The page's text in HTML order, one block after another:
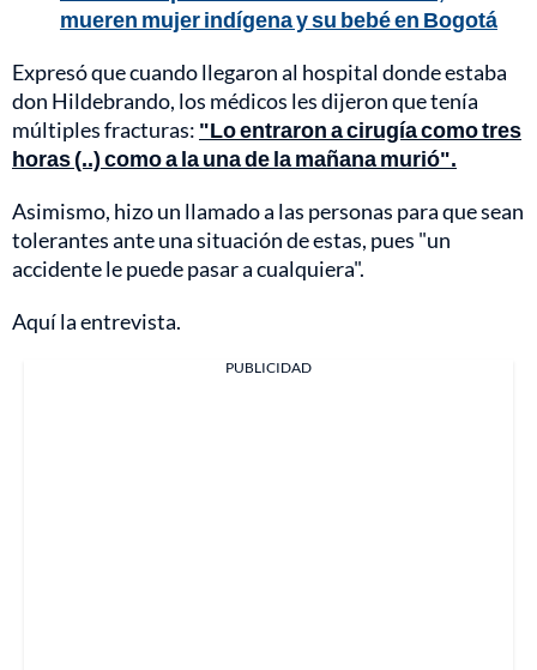
mueren mujer indígena y su bebé en Bogotá
Expresó que cuando llegaron al hospital donde estaba
don Hildebrando, los médicos les dijeron que tenía
múltiples fracturas: "Lo entraron a cirugía como tres
horas (..) como a la una de la mañana murió".
Asimismo, hizo un llamado a las personas para que sean
tolerantes ante una situación de estas, pues "un
accidente le puede pasar a cualquiera".
Aquí la entrevista.
PUBLICIDAD